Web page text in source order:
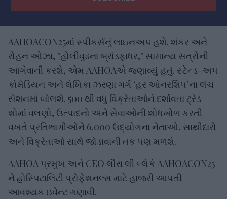
AAHOACON25માં સ્પીકર્સનું લાઇનઅપ હશે. શંકર અને
રોહન ઓઝા, "હોલીવુડના બ્રાંડફાધર," સામાન્ય સત્રોની
આગેવાની કરશે, એમ AAHOAએ જણાવ્યું હતું. સ્ટેન્ડ-અપ
કોમેડિયન અને લેખિકા ઝરણા ગર્ગ ‘હર ઓનરશિપ’ના લંચ
સેશનમાં બોલશે. 500 થી વધુ વિક્રેતાઓને દર્શાવતા ટ્રેડ
શોમાં વલણો, ઉત્પાદનો અને સેવાઓની શોધખોળ કરતી
વખતે પ્રતિભાગીઓને 6,000 ઉદ્યોગના નેતાઓ, સાથીદારો
અને વિક્રેતાઓ સાથે જોડાવાની તક પણ મળશે.
AAHOA પ્રમુખ અને CEO લૌરા લી બ્લેકે AAHOACON25
ને હોસ્પિટાલિટી પ્રોફેશનલ્સ માટે હાજરી આપતી
આવશ્યક ઇવેન્ટ ગણાવી.